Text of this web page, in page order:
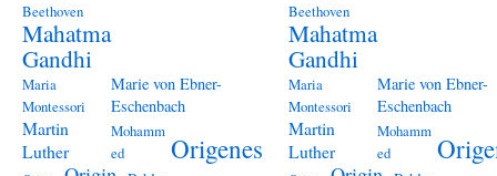
Beethoven
Mahatma
Gandhi
Maria
Montessori
Marie von Ebner-
Eschenbach
Martin
Luther
Mohamm
ed
Origenes
Beethoven
Mahatma
Gandhi
Maria
Montessori
Marie von Ebner-
Eschenbach
Martin
Luther
Mohamm
ed